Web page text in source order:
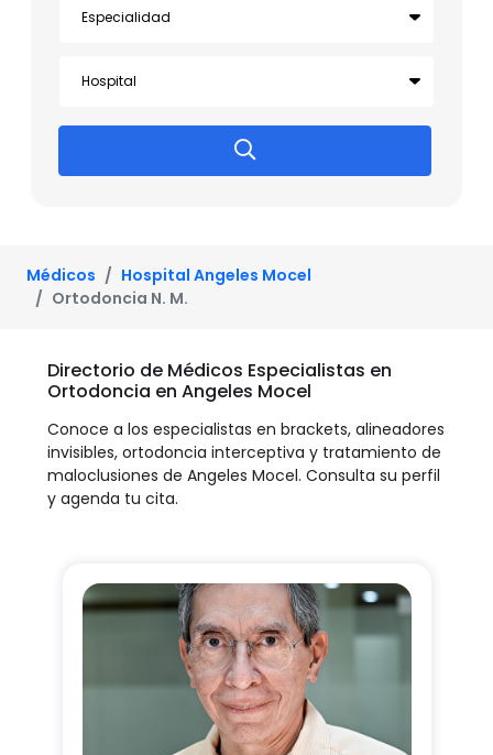
Médicos
Hospital Angeles Mocel
Ortodoncia N. M.
Directorio de Médicos Especialistas en
Ortodoncia en Angeles Mocel
Conoce a los especialistas en brackets, alineadores
invisibles, ortodoncia interceptiva y tratamiento de
maloclusiones de Angeles Mocel. Consulta su perfil
y agenda tu cita.